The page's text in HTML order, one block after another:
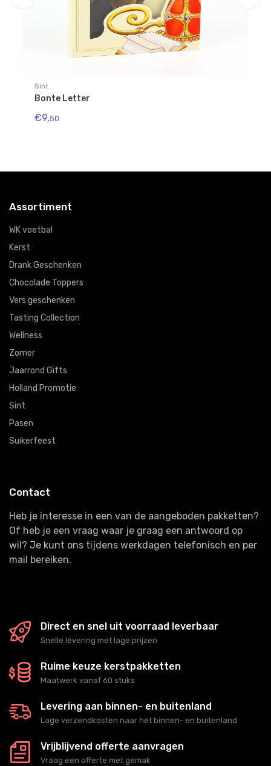
Sint
Bonte Letter
€9,50
Assortiment
WK voetbal
Kerst
Drank Geschenken
Chocolade Toppers
Vers geschenken
Tasting Collection
Wellness
Zomer
Jaarrond Gifts
Holland Promotie
Sint
Pasen
Suikerfeest
Contact
Heb je interesse in een van de aangeboden pakketten?
Of heb je een vraag waar je graag een antwoord op
wil? Je kunt ons tijdens werkdagen telefonisch en per
mail bereiken.
Direct en snel uit voorraad leverbaar
Snelle levering met lage prijzen
Ruime keuze kerstpakketten
Maatwerk vanaf 60 stuks
Levering aan binnen- en buitenland
Lage verzendkosten naar het binnen- en buitenland
Vrijblijvend offerte aanvragen
Vraag een offerte met gemak